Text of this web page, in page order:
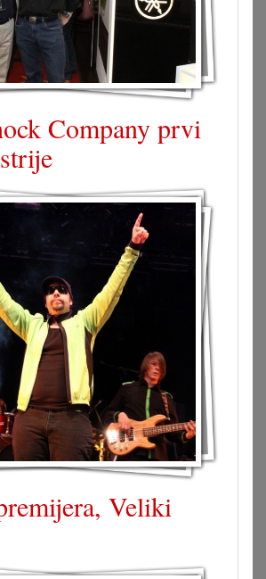
Company prvi
Veliki